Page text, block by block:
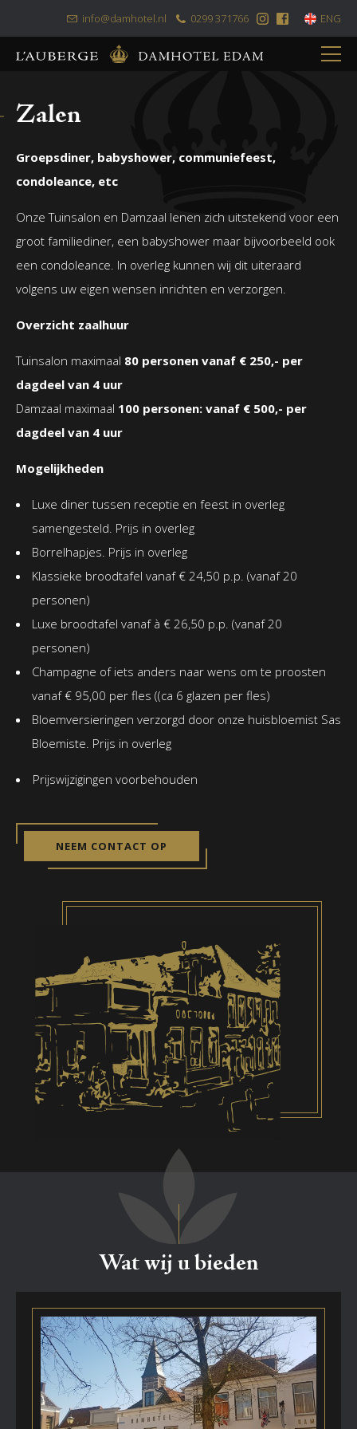
info@damhotel.nl 0299 371766 ENG
content
Overnachten
Alle kamers
Bruidssuite
Deluxe kamer
Familiekamer
Kleine romantische kamer
Restaurant – Brasserie
Bus Tours
Menukaarten
Brasserie- en terraskaart
Menu van de chef
High Tea de Luxe
High wine or high beer
Friday night Cocktail night
Zalen
Zakelijk
Trouwen
Zalen
Groepsdiner, babyshower, communiefeest,
condoleance, etc
Onze Tuinsalon en Damzaal lenen zich uitstekend voor een
groot familiediner, een babyshower maar bijvoorbeeld ook
een condoleance. In overleg kunnen wij dit uiteraard
volgens uw eigen wensen inrichten en verzorgen.
Overzicht zaalhuur
Tuinsalon maximaal 80 personen vanaf € 250,- per
dagdeel van 4 uur
Damzaal maximaal 100 personen: vanaf € 500,- per
dagdeel van 4 uur
Mogelijkheden
Luxe diner tussen receptie en feest in overleg
samengesteld. Prijs in overleg
Borrelhapjes. Prijs in overleg
Klassieke broodtafel vanaf € 24,50 p.p. (vanaf 20
personen)
Luxe broodtafel vanaf à € 26,50 p.p. (vanaf 20
personen)
Champagne of iets anders naar wens om te proosten
vanaf € 95,00 per fles ((ca 6 glazen per fles)
Bloemversieringen verzorgd door onze huisbloemist Sas
Bloemiste. Prijs in overleg
Prijswijzigingen voorbehouden
NEEM CONTACT OP
Wat wij u bieden